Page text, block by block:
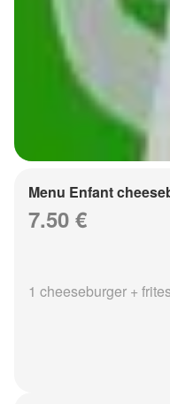
Menu Enfant
7.50 €
1 cheeseburger +